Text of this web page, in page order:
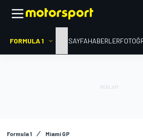
FORMULA 1 ANA SAYFAHABERLER
Formula 1 Miami GP